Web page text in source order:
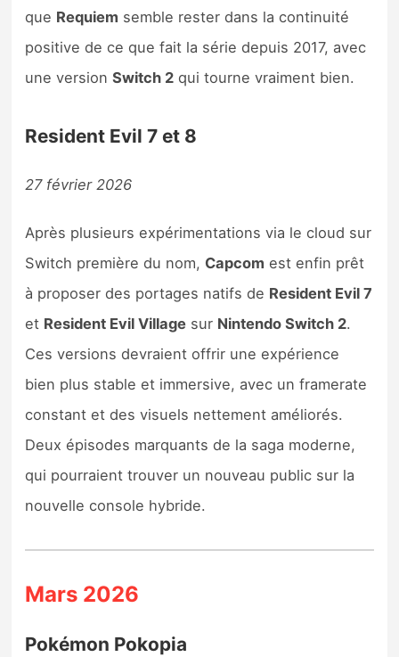
que Requiem semble rester dans la continuité
positive de ce que fait la série depuis 2017, avec
une versionSwitch 2 qui tourne vraiment bien.
Resident Evil 7 et 8
27 février 2026
Après plusieurs expérimentations via le cloud sur
Switch première du nom, Capcom est enfin prêt
à proposer des portages natifs de Resident Evil 7
et Resident Evil Village sur Nintendo Switch 2.
Ces versions devraient offrir une expérience
bien plus stable et immersive, avec un framerate
constant et des visuels nettement améliorés.
Deux épisodes marquants de la saga moderne,
qui pourraient trouver un nouveau public sur la
nouvelle console hybride.
Mars 2026
Pokémon Pokopia